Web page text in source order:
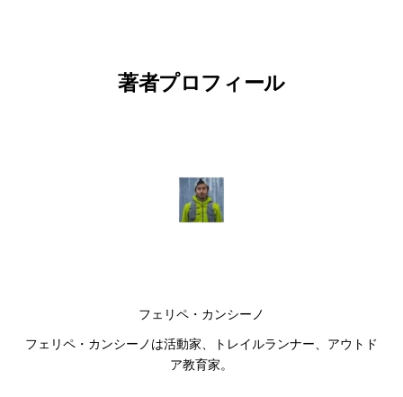
著者プロフィール
フェリペ・カンシーノ
フェリペ・カンシーノは活動家、トレイルランナー、アウトド
ア教育家。